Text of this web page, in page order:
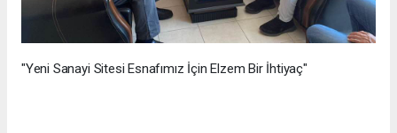
"Yeni Sanayi Sitesi Esnafımız İçin Elzem Bir İhtiyaç"